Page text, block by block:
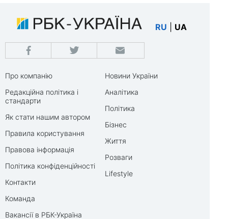
RU UA
Про компанію
Редакційна політика і
стандарти
Як стати нашим автором
Правила користування
Правова інформація
Політика конфіденційності
Контакти
Команда
Вакансії в РБК-Україна
Новини України
Аналітика
Політика
Бізнес
Життя
Розваги
Lifestyle